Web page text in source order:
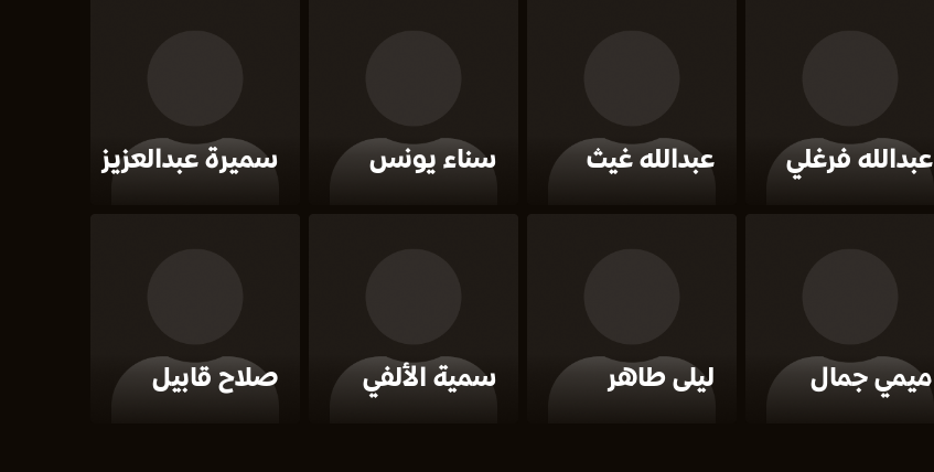
عبدالله فرغلي عبدالله غيث سناء يونس سميرة عبدالعزيز
ميمي جمال ليلى طاهر سمية الألفي صلاح قابيل